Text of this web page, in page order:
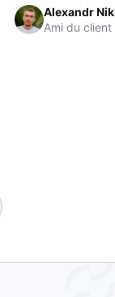
Alexandr
Ami du client